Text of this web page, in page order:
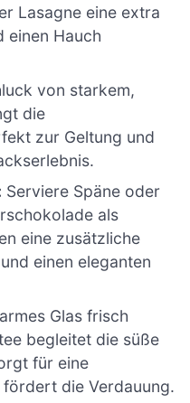
Lasagne eine extra
einen Hauch
von starkem,
die
zur Geltung und
Serviere Späne oder
als
eine zusätzliche
einen eleganten
Glas frisch
begleitet die süße
für eine
die Verdauung.